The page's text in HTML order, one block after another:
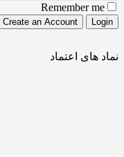
Remember me
نماد های اعتماد